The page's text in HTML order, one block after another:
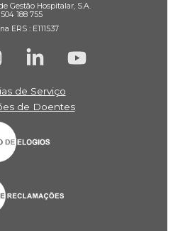
Gestão Hospitalar, S.A.
188 755
ERS : E111537
de Serviço
de Doentes